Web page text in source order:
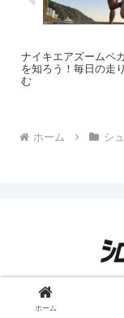
ナイキエアズームペ
を知ろう！毎日の走
む
ホーム シ
ホーム